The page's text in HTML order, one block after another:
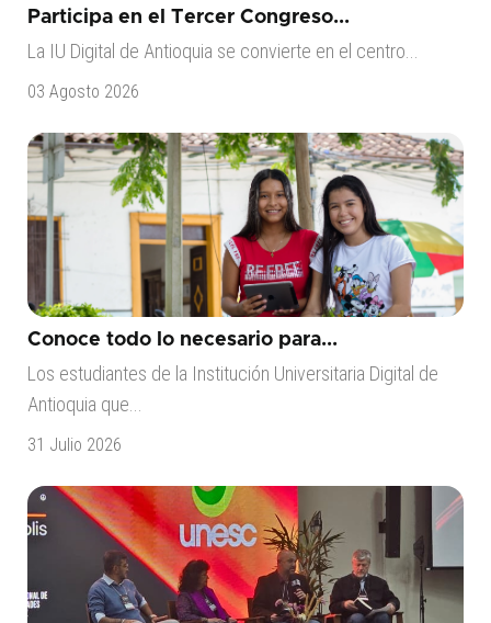
Participa en el Tercer Congreso...
La IU Digital de Antioquia se convierte en el centro...
03 Agosto 2026
Conoce todo lo necesario para...
Los estudiantes de la Institución Universitaria Digital de
Antioquia que...
31 Julio 2026